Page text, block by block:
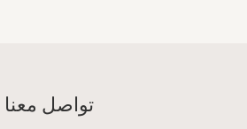
تواصل معنا